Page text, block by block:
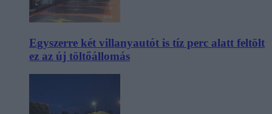
Egyszerre két villanyautót is tíz perc alatt feltölt
ez az új töltőállomás